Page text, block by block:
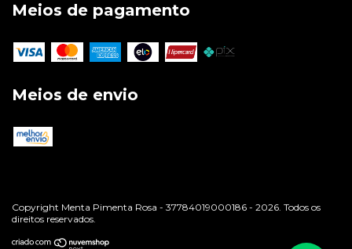
Meios de pagamento
Meios de envio
Copyright Menta Pimenta Rosa - 37784019000186 - 2026. Todos os
direitos reservados.